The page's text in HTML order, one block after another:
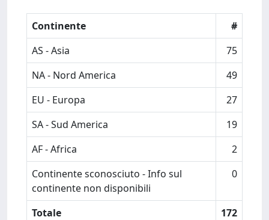
Continente
#
AS - Asia
75
NA - Nord America
49
EU - Europa
27
SA - Sud America
19
AF - Africa
2
Continente sconosciuto - Info sul
continente non disponibili
0
Totale 172